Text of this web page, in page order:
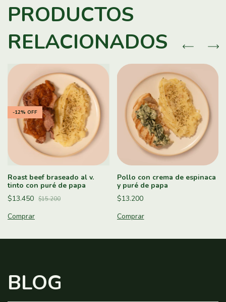
PRODUCTOS
RELACIONADOS
-12% OFF
Roast beef braseado al v.
tinto con puré de papa
$13.450 $15.200
Pollo con crema de espinaca
y puré de papa
$13.200
BLOG